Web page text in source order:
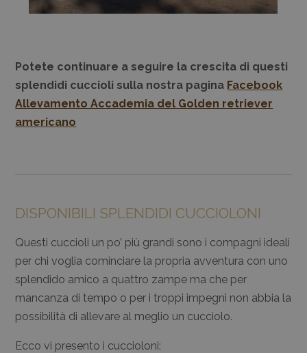
Potete continuare a seguire la crescita di questi
splendidi cuccioli sulla nostra pagina Facebook
Allevamento Accademia del Golden retriever
americano
DISPONIBILI SPLENDIDI CUCCIOLONI
Questi cuccioli un po’ più grandi sono i compagni ideali
per chi voglia cominciare la propria avventura con uno
splendido amico a quattro zampe ma che per
mancanza di tempo o per i troppi impegni non abbia la
possibilità di allevare al meglio un cucciolo.
Ecco vi presento i cuccioloni: